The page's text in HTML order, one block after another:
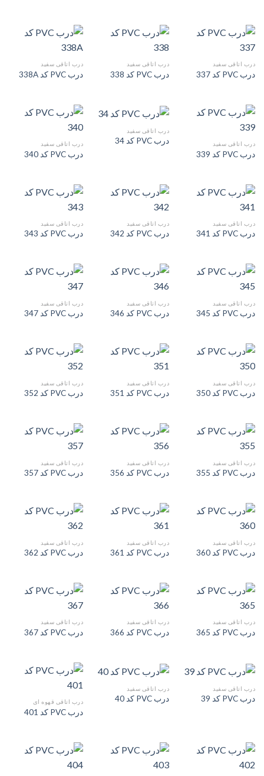
درب اتاقی سفید
درب PVC کد 337
درب اتاقی سفید
درب PVC کد 338
درب اتاقی سفید
درب PVC کد 338A
درب اتاقی سفید
درب PVC کد 339
درب اتاقی سفید
درب PVC کد 34 درب اتاقی سفید
درب PVC کد 340
درب اتاقی سفید
درب PVC کد 341
درب اتاقی سفید
درب PVC کد 342
درب اتاقی سفید
درب PVC کد 343
درب اتاقی سفید
درب PVC کد 345
درب اتاقی سفید
درب PVC کد 346
درب اتاقی سفید
درب PVC کد 347
درب اتاقی سفید
درب PVC کد 350
درب اتاقی سفید
درب PVC کد 351
درب اتاقی سفید
درب PVC کد 352
درب اتاقی سفید
درب PVC کد 355
درب اتاقی سفید
درب PVC کد 356
درب اتاقی سفید
درب PVC کد 357
درب اتاقی سفید
درب PVC کد 360
درب اتاقی سفید
درب PVC کد 361
درب اتاقی سفید
درب PVC کد 362
درب اتاقی سفید
درب PVC کد 365
درب اتاقی سفید
درب PVC کد 366
درب اتاقی سفید
درب PVC کد 367
درب اتاقی سفید
درب PVC کد 39
درب اتاقی سفید
درب PVC کد 40 درب اتاقی قهوه ای
درب PVC کد 401